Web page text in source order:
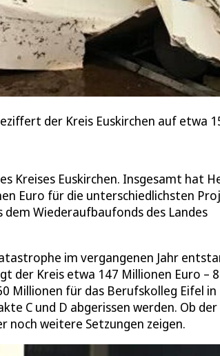
der Kreis Euskirchen auf etwa
Kreises Euskirchen. Insgesamt hat
Euro für die unterschiedlichsten
Wiederaufbaufonds des Landes
im vergangenen Jahr
der Kreis etwa 147 Millionen Euro –
Millionen für das Berufskolleg Eifel in
C und D abgerissen werden. Ob
noch weitere Setzungen zeigen.